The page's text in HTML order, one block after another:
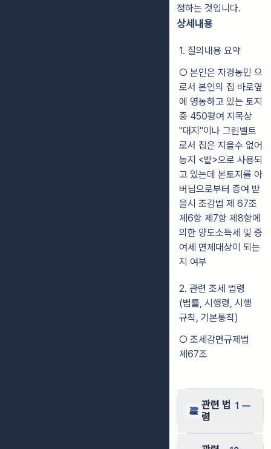
정하는 것입니다.
상세내용
1. 질의내용 요약
○ 본인은 자경농민 으
로서 본인의 집 바로옆
에 영농하고 있는 토지
중 450평여 지목상
"대지"이나 그린벨트
로서 집은 지을수 없어
농지 <밭>으로 사용되
고 있는데 본토지를 아
버님으로부터 증여 받
을시 조감법 제 67조
제6항 제7항 제8항에
의한 양도소득세 및 증
여세 면제대상이 되는
지 여부
2. 관련 조세 법령
(법률, 시행령, 시행
규칙, 기본통칙)
○ 조세감면규제법
제67조
관련 법
령
1